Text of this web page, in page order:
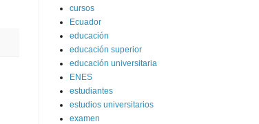
cursos
Ecuador
educación
educación superior
educación universitaria
ENES
estudiantes
estudios universitarios
examen